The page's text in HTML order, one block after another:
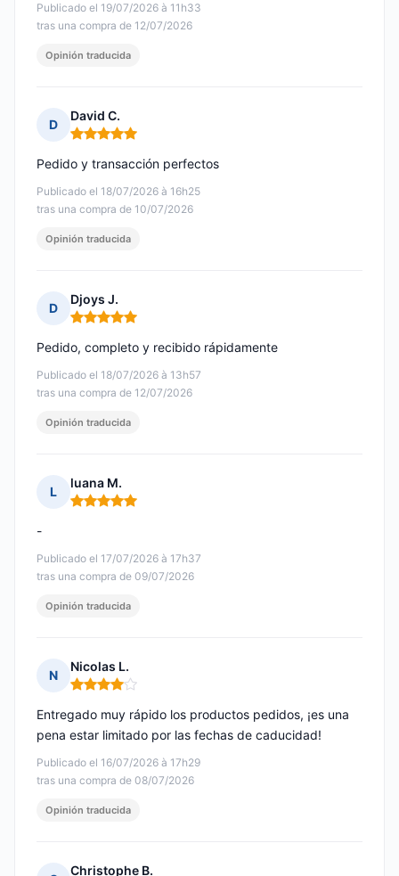
Publicado el 19/07/2026 à 11h33
tras una compra de 12/07/2026
Opinión traducida
D
David C.
Nota: 5 de 5
Publicado el 18/07/2026 à 16h25
tras una compra de 10/07/2026
Pedido y transacción perfectos
Opinión traducida
D
Djoys J.
Nota: 5 de 5
Publicado el 18/07/2026 à 13h57
tras una compra de 12/07/2026
Pedido, completo y recibido rápidamente
Opinión traducida
L
luana M.
Nota: 5 de 5
Publicado el 17/07/2026 à 17h37
tras una compra de 09/07/2026
-
Opinión traducida
N
Nicolas L.
Nota: 4 de 5
Publicado el 16/07/2026 à 17h29
tras una compra de 08/07/2026
Entregado muy rápido los productos pedidos, ¡es una
pena estar limitado por las fechas de caducidad!
Opinión traducida
Christophe B.